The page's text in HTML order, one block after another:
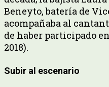
Beneyto, batería de
acompañaba al
de haber participado
2018).
Subir al escenario